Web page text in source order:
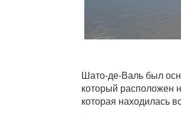
Шато-де-Валь был
который расположен
которая находилась